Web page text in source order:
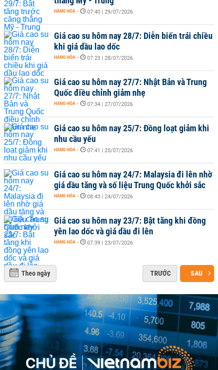
HÀNG HÓA - 07:40 | 29/07/2026
Giá cao su hôm nay 28/7: Diễn biến trái chiều
khi giá dầu lao dốc
HÀNG HÓA - 07:23 | 28/07/2026
Giá cao su hôm nay 27/7: Nhật Bản và Trung
Quốc điều chỉnh giảm nhẹ
HÀNG HÓA - 07:34 | 27/07/2026
Giá cao su hôm nay 25/7: Đồng loạt giảm khi
nhu cầu yếu
HÀNG HÓA - 07:41 | 25/07/2026
Giá cao su hôm nay 24/7: Malaysia đi lên nhờ
giá dầu tăng và số liệu Trung Quốc khởi sắc
HÀNG HÓA - 08:43 | 24/07/2026
Giá cao su hôm nay 23/7: Bật tăng khi đồng
yên lao dốc và giá dầu đi lên
HÀNG HÓA - 07:39 | 23/07/2026
Theo ngày TRƯỚC SAU